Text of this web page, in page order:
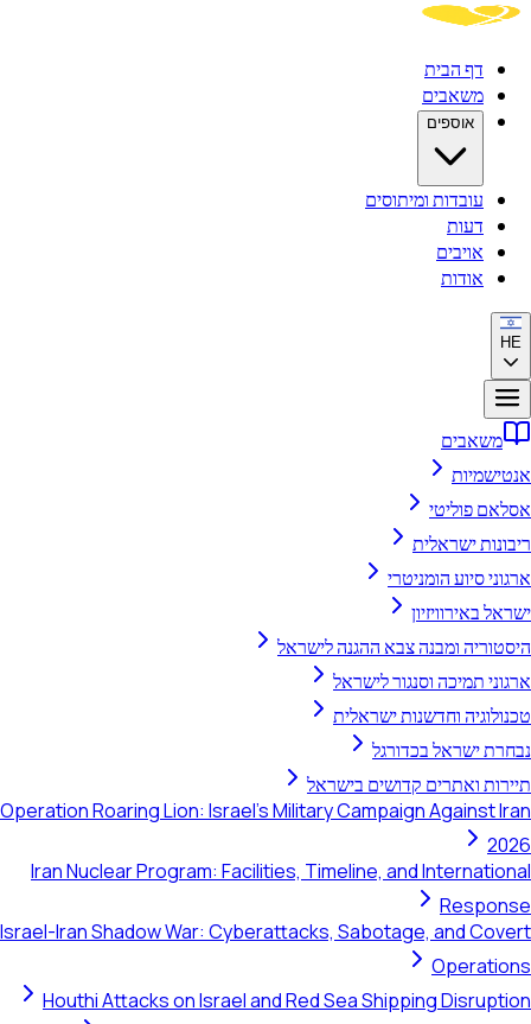
דף הבית
משאבים
אוספים
עובדות ומיתוסים
דעות
אויבים
אודות
HE
משאבים
אנטישמיות
אסלאם פוליטי
ריבונות ישראלית
ארגוני סיוע הומניטרי
ישראל באירוויזיון
היסטוריה ומבנה צבא ההגנה לישראל
ארגוני תמיכה וסנגור לישראל
טכנולוגיה וחדשנות ישראלית
נבחרת ישראל בכדורגל
תיירות ואתרים קדושים בישראל
Operation Roaring Lion: Israel's Military Campaign Against Iran
2026
Iran Nuclear Program: Facilities, Timeline, and International
Response
Israel-Iran Shadow War: Cyberattacks, Sabotage, and Covert
Operations
Houthi Attacks on Israel and Red Sea Shipping Disruption